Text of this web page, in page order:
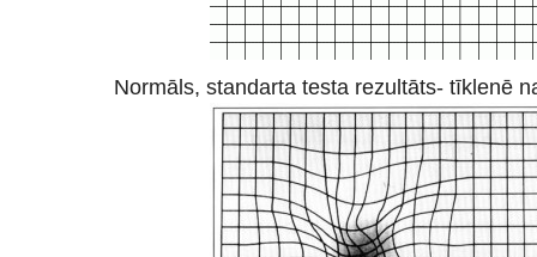
Normāls, standarta testa rezultāts- tīklenē